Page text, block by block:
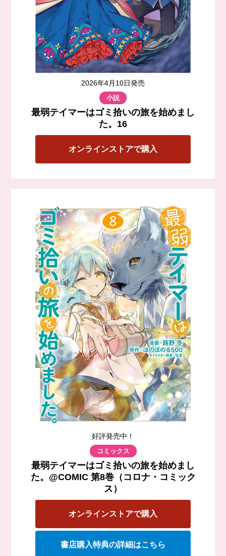
2026年4月10日発売
小説
最弱テイマーはゴミ拾いの旅を始めまし
た。16
オンラインストアで購入
好評発売中！
コミックス
最弱テイマーはゴミ拾いの旅を始めまし
た。@COMIC 第8巻（コロナ・コミック
ス）
オンラインストアで購入
書店購入特典の詳細はこちら